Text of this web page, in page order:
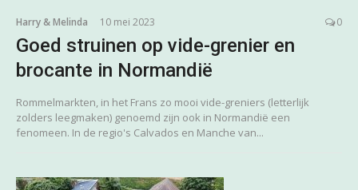
Harry & Melinda 10 mei 2023 0
Goed struinen op vide-grenier en
brocante in Normandië
Rommelmarkten, in het Frans zo mooi vide-greniers (letterlijk
zolders leegmaken) genoemd zijn ook in Normandië een
fenomeen. In de regio's Calvados en Manche van...